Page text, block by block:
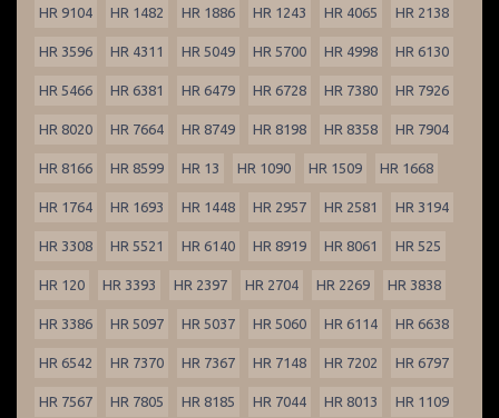
HR 9104 HR 1482 HR 1886 HR 1243 HR 4065 HR 2138
HR 3596 HR 4311 HR 5049 HR 5700 HR 4998 HR 6130
HR 5466 HR 6381 HR 6479 HR 6728 HR 7380 HR 7926
HR 8020 HR 7664 HR 8749 HR 8198 HR 8358 HR 7904
HR 8166 HR 8599 HR 13 HR 1090 HR 1509 HR 1668
HR 1764 HR 1693 HR 1448 HR 2957 HR 2581 HR 3194
HR 3308 HR 5521 HR 6140 HR 8919 HR 8061 HR 525
HR 120 HR 3393 HR 2397 HR 2704 HR 2269 HR 3838
HR 3386 HR 5097 HR 5037 HR 5060 HR 6114 HR 6638
HR 6542 HR 7370 HR 7367 HR 7148 HR 7202 HR 6797
HR 7567 HR 7805 HR 8185 HR 7044 HR 8013 HR 1109